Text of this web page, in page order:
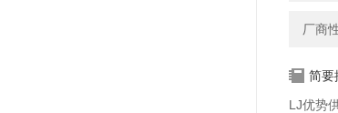
厂商
简要
LJ优势